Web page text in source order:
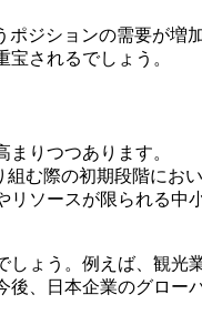
ジションの需要が増
されるでしょう。
りつつあります。
む際の初期段階にお
ソースが限られる中
ょう。例えば、観光
、日本企業のグロー